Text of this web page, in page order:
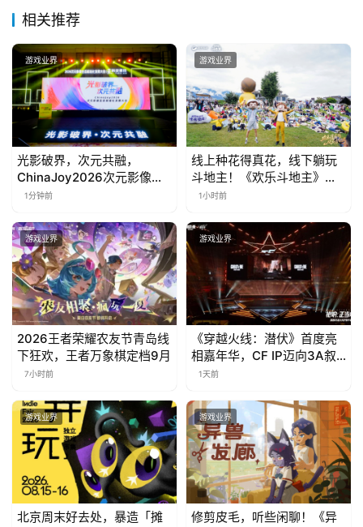
相关推荐
游戏业界
光影破界，次元共融，
ChinaJoy2026次元影像生
态标准化发展大会盛大召开
1分钟前
游戏业界
线上种花得真花，线下躺玩
斗地主！《欢乐斗地主》欢
乐中国行·云南站精彩盘点
1小时前
游戏业界
2026王者荣耀农友节青岛线
下狂欢，王者万象棋定档9月
7小时前
游戏业界
《穿越火线：潜伏》首度亮
相嘉年华，CF IP迈向3A叙
事新高度
1天前
游戏业界
北京周末好去处，暴造「摊
游戏业界
修剪皮毛，听些闲聊！《异